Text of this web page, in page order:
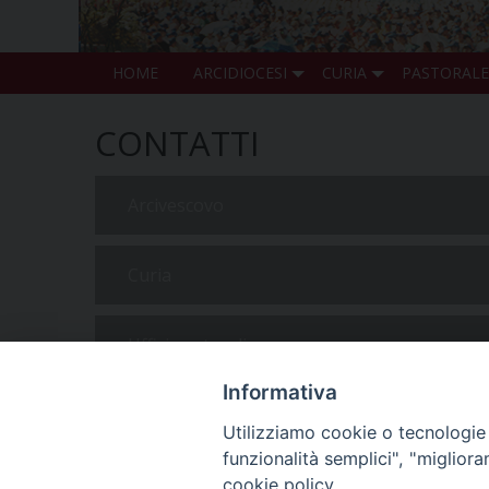
HOME ARCIDIOCESI CURIA PASTORALE
CONTATTI
Uffici pastorali
Informativa
Utilizziamo cookie o
funzionalità semplici",